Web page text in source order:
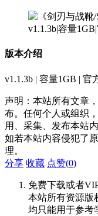
版本介绍
v1.1.3b | 容量1GB |
声明：本站所有文章
布。任何个人或组织
用、采集、发布本站
如若本站内容侵犯了
理。
分享 收藏 点赞(0)
免费下载或者
本站所有资源版
均只能用于参考